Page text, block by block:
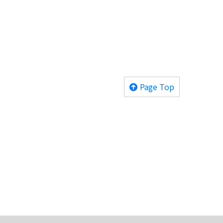
Page Top